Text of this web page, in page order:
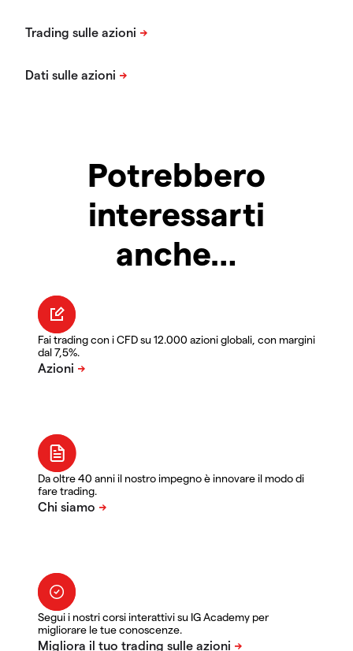
Potrebbero
interessarti
anche…
Fai trading con i CFD su 12.000 azioni globali, con margini
dal 7,5%.
Da oltre 40 anni il nostro impegno è innovare il modo di
fare trading.
Segui i nostri corsi interattivi su IG Academy per
migliorare le tue conoscenze.